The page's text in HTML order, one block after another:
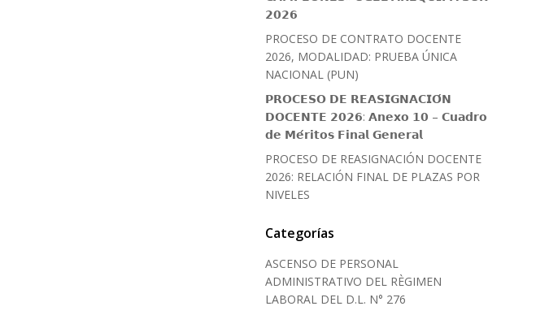
𝟮𝟬𝟮𝟲
PROCESO DE CONTRATO DOCENTE
2026, MODALIDAD: PRUEBA ÚNICA
NACIONAL (PUN)
𝗣𝗥𝗢𝗖𝗘𝗦𝗢 𝗗𝗘 𝗥𝗘𝗔𝗦𝗜𝗚𝗡𝗔𝗖𝗜𝗢́𝗡
𝗗𝗢𝗖𝗘𝗡𝗧𝗘 𝟮𝟬𝟮𝟲: 𝗔𝗻𝗲𝘅𝗼 𝟭𝟬 – 𝗖𝘂𝗮𝗱𝗿𝗼
𝗱𝗲 𝗠𝗲́𝗿𝗶𝘁𝗼𝘀 𝗙𝗶𝗻𝗮𝗹 𝗚𝗲𝗻𝗲𝗿𝗮𝗹
PROCESO DE REASIGNACIÓN DOCENTE
2026: RELACIÓN FINAL DE PLAZAS POR
NIVELES
Categorías
ASCENSO DE PERSONAL
ADMINISTRATIVO DEL RÈGIMEN
LABORAL DEL D.L. N° 276